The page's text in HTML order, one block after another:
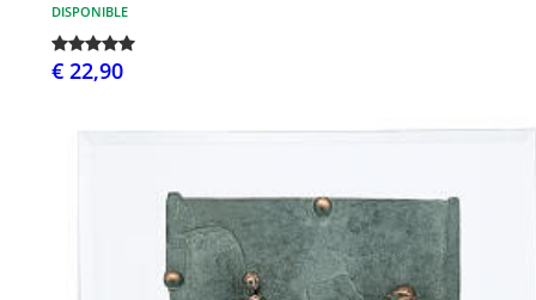
DISPONIBLE
€ 22,90